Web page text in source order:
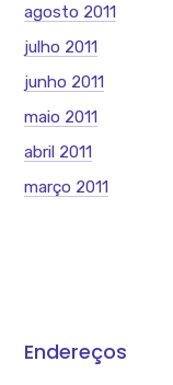
agosto 2011
julho 2011
junho 2011
maio 2011
abril 2011
março 2011
Endereços